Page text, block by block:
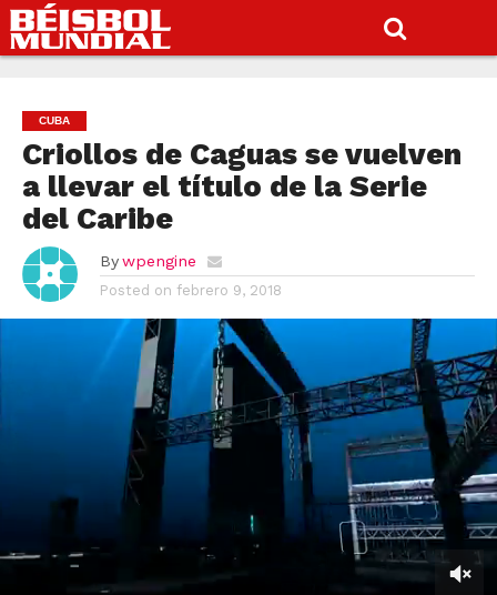
CUBA
Criollos de Caguas se vuelven
a llevar el título de la Serie
del Caribe
By wpengine
Posted on febrero 9, 2018